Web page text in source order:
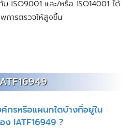
ISO9001 และ/หรือ ISO14001 ได้
การตรวจให้สูงขึ้น
ค์กรหรือแผนกใดบ้างที่อยู่ใน
ง IATF16949 ?